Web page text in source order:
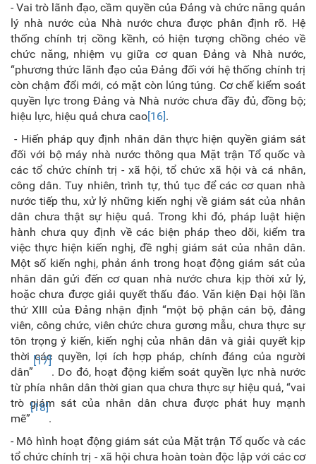
- Vai trò lãnh đạo, cầm quyền của Đảng và chức năng quản
lý nhà nước của Nhà nước chưa được phân định rõ. Hệ
thống chính trị cồng kềnh, có hiện tượng chồng chéo về
chức năng, nhiệm vụ giữa cơ quan Đảng và Nhà nước,
“phương thức lãnh đạo của Đảng đối với hệ thống chính trị
còn chậm đổi mới, có mặt còn lúng túng. Cơ chế kiểm soát
quyền lực trong Đảng và Nhà nước chưa đầy đủ, đồng bộ;
hiệu lực, hiệu quả chưa cao[16].
- Hiến pháp quy định nhân dân thực hiện quyền giám sát
đối với bộ máy nhà nước thông qua Mặt trận Tổ quốc và
các tổ chức chính trị - xã hội, tổ chức xã hội và cá nhân,
công dân. Tuy nhiên, trình tự, thủ tục để các cơ quan nhà
nước tiếp thu, xử lý những kiến nghị về giám sát của nhân
dân chưa thật sự hiệu quả. Trong khi đó, pháp luật hiện
hành chưa quy định về các biện pháp theo dõi, kiểm tra
việc thực hiện kiến nghị, đề nghị giám sát của nhân dân.
Một số kiến nghị, phản ánh trong hoạt động giám sát của
nhân dân gửi đến cơ quan nhà nước chưa kịp thời xử lý,
hoặc chưa được giải quyết thấu đáo. Văn kiện Đại hội lần
thứ XIII của Đảng nhận định “một bộ phận cán bộ, đảng
viên, công chức, viên chức chưa gương mẫu, chưa thực sự
tôn trọng ý kiến, kiến nghị của nhân dân và giải quyết kịp
thời các quyền, lợi ích hợp pháp, chính đáng của người
dân”
[17]
. Do đó, hoạt động kiểm soát quyền lực nhà nước
từ phía nhân dân thời gian qua chưa thực sự hiệu quả, “vai
trò giám sát của nhân dân chưa được phát huy mạnh
mẽ”
[18]
.
- Mô hình hoạt động giám sát của Mặt trận Tổ quốc và các
tổ chức chính trị - xã hội chưa hoàn toàn độc lập với các cơ